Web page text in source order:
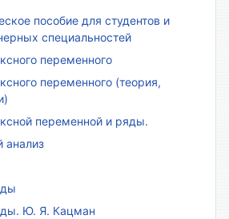
пособие для студентов и
специальностей
переменного
переменного (теория,
переменной и ряды.
анализ
Ю. Я. Кацман